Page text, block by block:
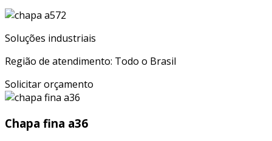
Soluções industriais
Região de atendimento: Todo o Brasil
Solicitar orçamento
Chapa fina a36